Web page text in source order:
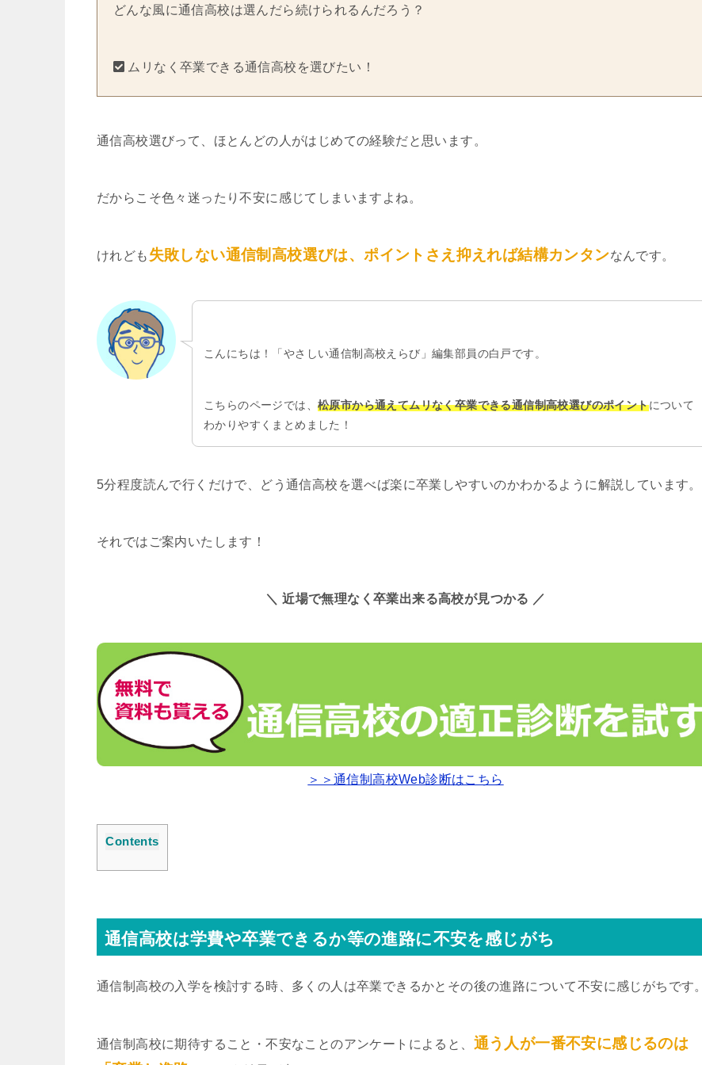
どんな風に通信高校は選んだら続けられるんだろう？
ムリなく卒業できる通信高校を選びたい！
通信高校選びって、ほとんどの人がはじめての経験だと思います。
だからこそ色々迷ったり不安に感じてしまいますよね。
けれども 失敗しない通信制高校選びは、ポイントさえ抑えれば結構カンタンなんです。
こんにちは！「やさしい通信制高校えらび」編集部員の白戸です。
こちらのページでは、 松原市から通えてムリなく卒業できる通信制高校選びのポイントについて
わかりやすくまとめました！
5分程度読んで行くだけで、どう通信高校を選べば楽に卒業しやすいのかわかるように解説しています。
それではご案内いたします！
＼ 近場で無理なく卒業出来る高校が見つかる ／
＞＞通信制高校Web診断はこちら
Contents
通信高校は学費や卒業できるか等の進路に不安を感じがち
通信制高校の入学を検討する時、多くの人は卒業できるかとその後の進路について不安に感じがちです。
通信制高校に期待すること・不安なことのアンケートによると、 通う人が一番不安に感じるのは